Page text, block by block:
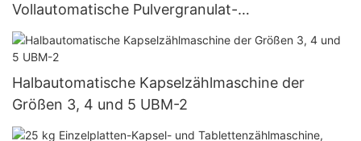
Vollautomatische Pulvergranulat-
Hartgelatinekapsel-Füllkapselungsmaschine Njp-
3800D
Halbautomatische Kapselzählmaschine der
Größen 3, 4 und 5 UBM-2